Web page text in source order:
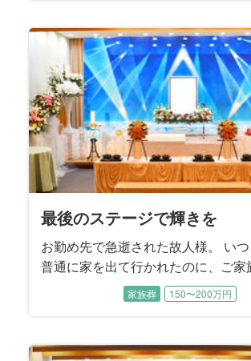
う。 鷺のごとく、白い羽を広げ飛
れる故人様。 そのお姿で旅立つ事を
が望んでおられる、そう解釈する
手伝いをさせていただきました。
最後のステージで輝きを
お勤め先で急逝された故人様。 い
普通に家を出て行かれたのに、ご家
はあまりにも突然の事で、ご家族は
受け止めきれない状態でいらっしゃ
家族葬 150〜200万円